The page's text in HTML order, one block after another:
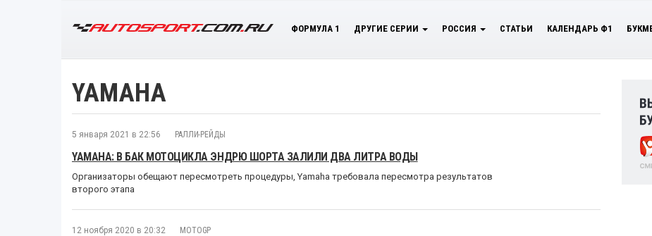
ФОРМУЛА 1 ДРУГИЕ СЕРИИ РОССИЯ СТАТЬИ КАЛЕНДАРЬ Ф1
YAMAHA
5 января 2021 в 22:56 РАЛЛИ-РЕЙДЫ
YAMAHA: В БАК МОТОЦИКЛА ЭНДРЮ ШОРТА ЗАЛИЛИ ДВА ЛИТРА ВОДЫ
Организаторы обещают пересмотреть процедуры, Yamaha требовала пересмотра результатов
второго этапа
12 ноября 2020 в 20:32 MOTOGP